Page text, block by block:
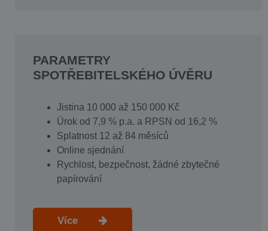
PARAMETRY
SPOTŘEBITELSKÉHO ÚVĚRU
Jistina 10 000 až 150 000 Kč
Úrok od 7,9 % p.a. a RPSN od 16,2 %
Splatnost 12 až 84 měsíců
Online sjednání
Rychlost, bezpečnost, žádné zbytečné
papírování
Více